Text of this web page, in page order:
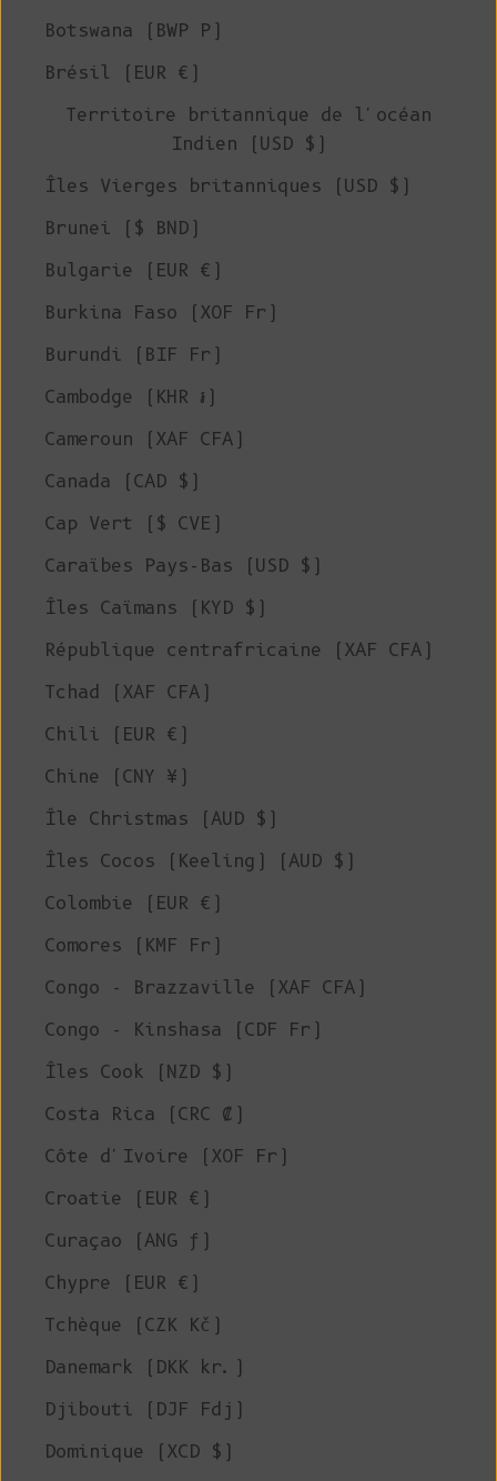
Botswana (BWP P)
Brésil (EUR €)
Territoire britannique de l'océan
Indien (USD $)
Îles Vierges britanniques (USD $)
Brunei ($ BND)
Bulgarie (EUR €)
Burkina Faso (XOF Fr)
Burundi (BIF Fr)
Cambodge (KHR ៛)
Cameroun (XAF CFA)
Canada (CAD $)
Cap Vert ($ CVE)
Caraïbes Pays-Bas (USD $)
Îles Caïmans (KYD $)
République centrafricaine (XAF CFA)
Tchad (XAF CFA)
Chili (EUR €)
Chine (CNY ¥)
Île Christmas (AUD $)
Îles Cocos (Keeling) (AUD $)
Colombie (EUR €)
Comores (KMF Fr)
Congo - Brazzaville (XAF CFA)
Congo - Kinshasa (CDF Fr)
Îles Cook (NZD $)
Costa Rica (CRC ₡)
Côte d'Ivoire (XOF Fr)
Croatie (EUR €)
Curaçao (ANG ƒ)
Chypre (EUR €)
Tchèque (CZK Kč)
Danemark (DKK kr.)
Djibouti (DJF Fdj)
Dominique (XCD $)